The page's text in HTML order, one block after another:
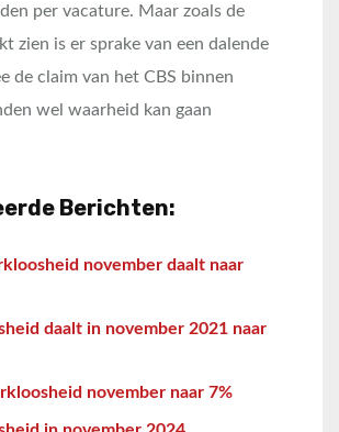
per vacature. Maar zoals de
zien is er sprake van een dalende
de claim van het CBS binnen
wel waarheid kan gaan
Berichten:
november daalt naar
daalt in november 2021 naar
november naar 7%